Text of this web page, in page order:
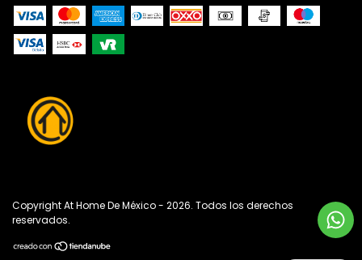
Copyright At Home De México - 2026. Todos los derechos
reservados.